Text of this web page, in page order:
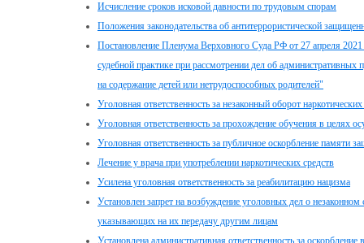
Исчисление сроков исковой давности по трудовым спорам
Положения законодательства об антитеррористической
Постановление Пленума Верховного Суда РФ от 27 апреля
судебной практике при рассмотрении дел об административных
на содержание детей или нетрудоспособных родителей"
Уголовная ответственность за незаконный оборот
Уголовная ответственность за прохождение обучения в целях
Уголовная ответственность за публичное оскорбление памяти
Лечение у врача при употреблении наркотических средств
Усилена уголовная ответственность за реабилитацию нацизма
Установлен запрет на возбуждение уголовных дел о
указывающих на их передачу другим лицам
Установлена административная ответственность за